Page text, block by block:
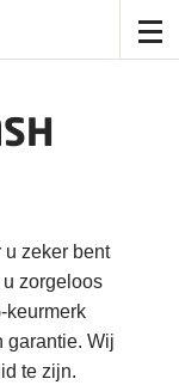
u zeker bent
zorgeloos
keurmerk
garantie. Wij
te zijn.